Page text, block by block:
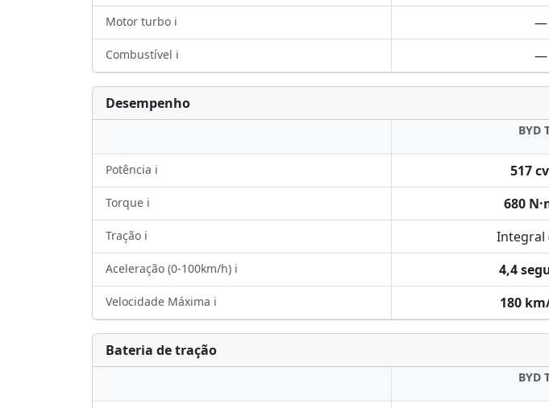
Motor turbo ℹ️ —
Combustível ℹ️ —
Desempenho
BYD
Potência ℹ️
517 cv
Torque ℹ️ 680
Tração ℹ️ Integral
Aceleração (0-100km/h) ℹ️ 4,4
Velocidade Máxima ℹ️ 180
Bateria de tração
BYD